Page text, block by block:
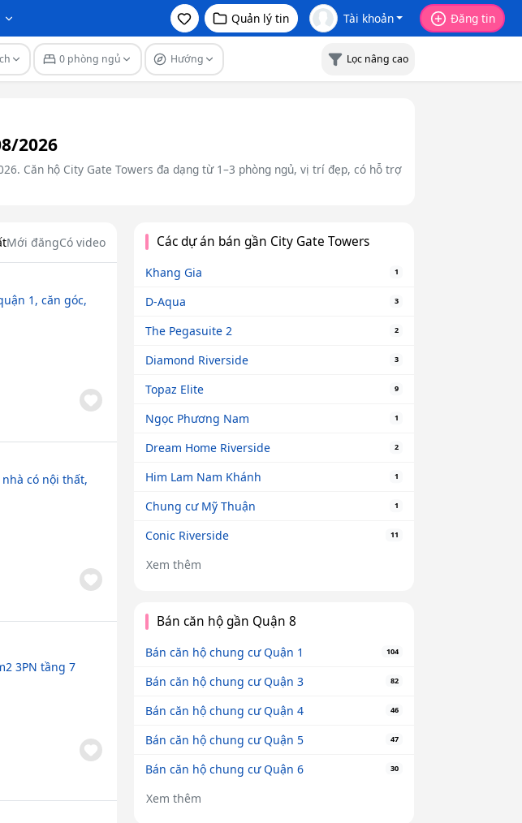
Quản lý tin Tài khoản Đăng tin
0 phòng ngủ Hướng Lọc nâng cao
2026
Căn hộ City Gate Towers đa dạng từ 1–3 phòng ngủ, vị trí đẹp, có hỗ trợ
Mới đăngCó video
1, căn góc,
có nội thất,
3PN tầng 7
Các dự án bán gần City Gate Towers
Khang Gia 1
D-Aqua 3
The Pegasuite 2 2
Diamond Riverside 3
Topaz Elite 9
Ngọc Phương Nam 1
Dream Home Riverside 2
Him Lam Nam Khánh 1
Chung cư Mỹ Thuận 1
Conic Riverside 11
Xem thêm
Bán căn hộ gần Quận 8
Bán căn hộ chung cư Quận 1 104
Bán căn hộ chung cư Quận 3 82
Bán căn hộ chung cư Quận 4 46
Bán căn hộ chung cư Quận 5 47
Bán căn hộ chung cư Quận 6 30
Xem thêm